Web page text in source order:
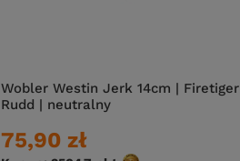
Wobler Westin Jerk 14cm | Firetiger
Rudd | neutralny
75,90 zł